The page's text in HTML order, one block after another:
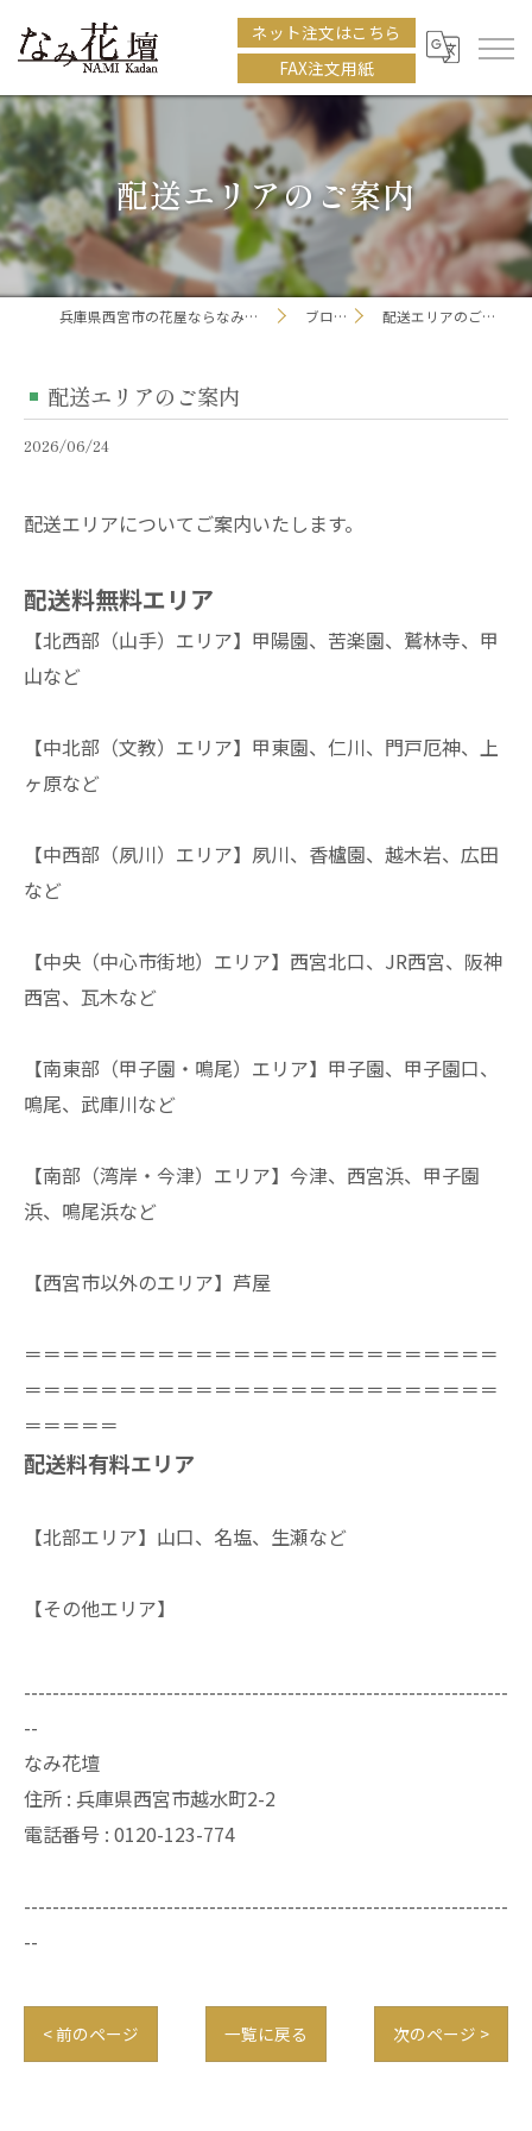
ネット注文はこちら
FAX注文用紙
配送エリアのご案内
兵庫県西宮市の花屋ならなみ花壇 ブログ 配送エリアのご案内
配送エリアのご案内
2026/06/24
配送エリアについてご案内いたします。
配送料無料エリア
【北西部（山手）エリア】甲陽園、苦楽園、鷲林寺、甲
山など
【中北部（文教）エリア】甲東園、仁川、門戸厄神、上
ヶ原など
【中西部（夙川）エリア】夙川、香櫨園、越木岩、広田
など
【中央（中心市街地）エリア】西宮北口、JR西宮、阪神
西宮、瓦木など
【南東部（甲子園・鳴尾）エリア】甲子園、甲子園口、
鳴尾、武庫川など
【南部（湾岸・今津）エリア】今津、西宮浜、甲子園
浜、鳴尾浜など
【西宮市以外のエリア】芦屋
＝＝＝＝＝＝＝＝＝＝＝＝＝＝＝＝＝＝＝＝＝＝＝＝＝
＝＝＝＝＝＝＝＝＝＝＝＝＝＝＝＝＝＝＝＝＝＝＝＝＝
＝＝＝＝＝
配送料有料エリア
【北部エリア】山口、名塩、生瀬など
【その他エリア】
--------------------------------------------------------------------
--
なみ花壇
住所 : 兵庫県西宮市越水町2-2
電話番号 : 0120-123-774
--------------------------------------------------------------------
--
< 前のページ 一覧に戻る 次のページ >